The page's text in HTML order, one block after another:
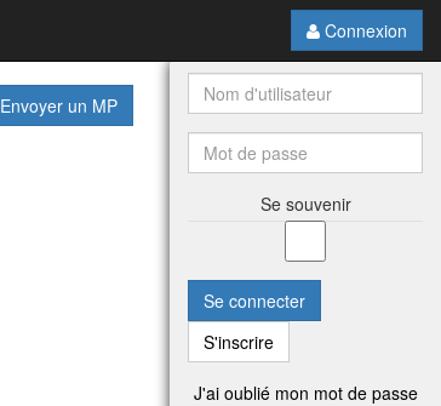
Connexion
Envoyer un MP
Se souvenir
Se connecter
S'inscrire
J'ai oublié mon mot de passe